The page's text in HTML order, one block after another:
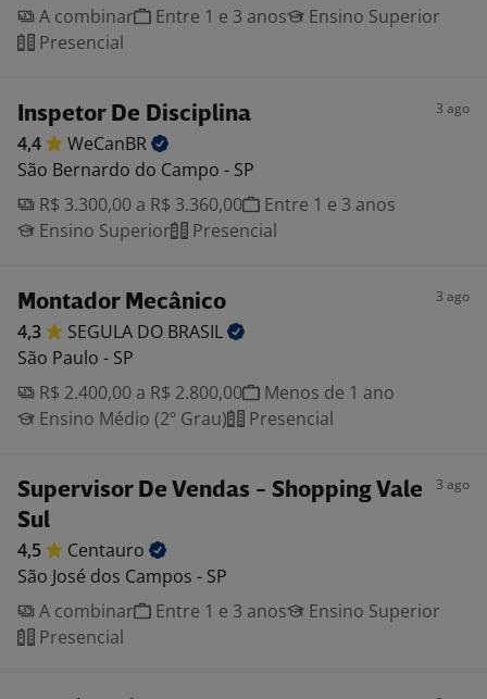
A combinar
Entre 1 e 3 anos
Ensino Superior
Presencial
Inspetor De Disciplina 3 ago
4,4
WeCanBR
São Bernardo do Campo - SP
R$ 3.300,00 a R$ 3.360,00
Entre 1 e 3 anos
Ensino Superior
Presencial
Montador Mecânico 3 ago
4,3 SEGULA DO BRASIL
São Paulo - SP
R$ 2.400,00 a R$ 2.800,00
Menos de 1 ano
Ensino Médio (2º Grau)
Presencial
Supervisor De Vendas - Shopping Vale
Sul
3 ago
4,5
Centauro
São José dos Campos - SP
A combinar
Entre 1 e 3 anos
Ensino Superior
Presencial